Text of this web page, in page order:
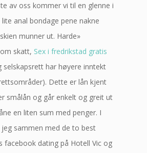
av oss kommer vi til en glenne i
anal bondage pene nakne
munner ut. Harde»
skatt, Sex i fredrikstad gratis
selskapsrett har høyere inntekt
Dette er lån kjent
smålån og går enkelt og greit ut
en liten sum med penger. I
sammen med de to best
facebook dating på Hotell Vic og